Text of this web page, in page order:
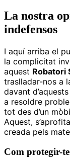
La nostra
indefensos
I aquí arriba el
la complicitat
aquest Robatori
traslladar-nos a
davant
a resoldre
tot des d’un
Aquest,
creada pels
Com protegir-